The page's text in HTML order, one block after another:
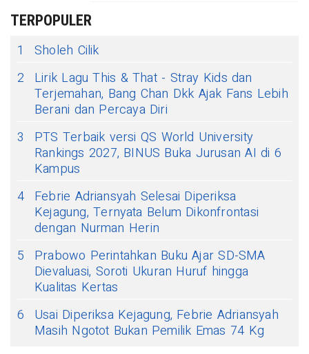
TERPOPULER
1
Sholeh Cilik
2
Lirik Lagu This & That - Stray Kids dan
Terjemahan, Bang Chan Dkk Ajak Fans Lebih
Berani dan Percaya Diri
3
PTS Terbaik versi QS World University
Rankings 2027, BINUS Buka Jurusan AI di 6
Kampus
4 Febrie Adriansyah Selesai Diperiksa
Kejagung, Ternyata Belum Dikonfrontasi
dengan Nurman Herin
5
Prabowo Perintahkan Buku Ajar SD-SMA
Dievaluasi, Soroti Ukuran Huruf hingga
Kualitas Kertas
6
Usai Diperiksa Kejagung, Febrie Adriansyah
Masih Ngotot Bukan Pemilik Emas 74 Kg